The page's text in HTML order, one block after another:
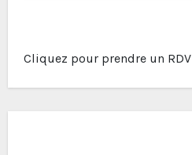
Cliquez pour prendre un RDV